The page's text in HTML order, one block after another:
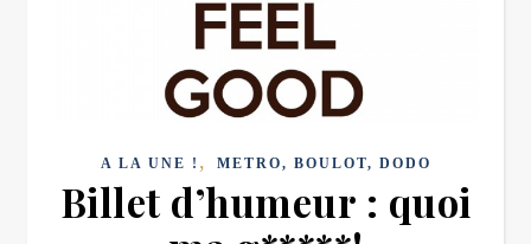
A LA UNE ! , METRO, BOULOT, DODO
Billet d’humeur : quoi